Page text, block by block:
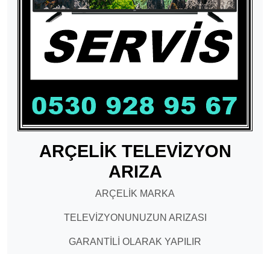
ARÇELİK TELEVİZYON
ARIZA
ARÇELİK MARKA
TELEVİZYONUNUZUN ARIZASI
GARANTİLİ OLARAK YAPILIR